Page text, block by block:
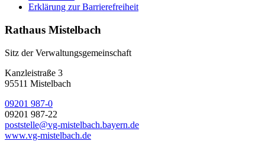
Erklärung zur Barrierefreiheit
Rathaus Mistelbach
Sitz der Verwaltungsgemeinschaft
Kanzleistraße 3
95511 Mistelbach
09201 987-0
09201 987-22
poststelle@vg-mistelbach.bayern.de
www.vg-mistelbach.de